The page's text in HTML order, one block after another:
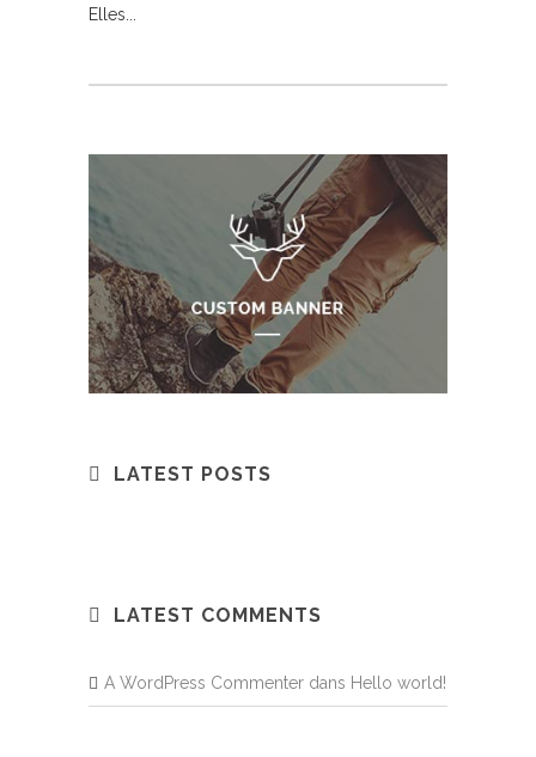
Elles...
LATEST POSTS
LATEST COMMENTS
A WordPress Commenter dans Hello world!